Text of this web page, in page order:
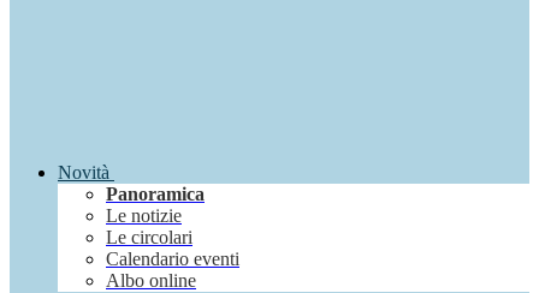
Novità
Panoramica
Le notizie
Le circolari
Calendario eventi
Albo online